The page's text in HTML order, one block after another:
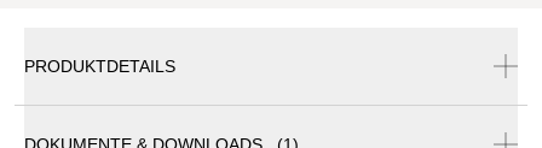
PRODUKTDETAILS
DOKUMENTE & DOWNLOADS (1)